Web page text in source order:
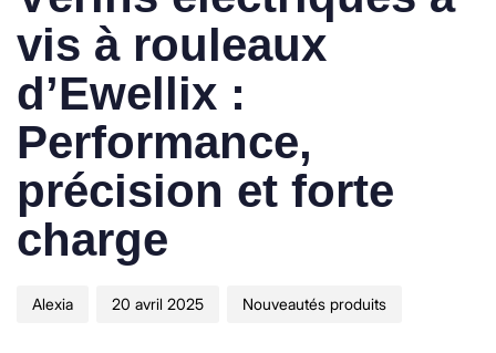
vis à rouleaux
d’Ewellix :
Performance,
précision et forte
charge
Alexia 20 avril 2025 Nouveautés produits